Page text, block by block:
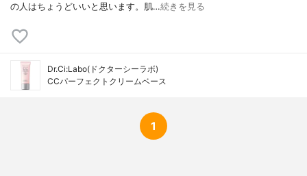
の人はちょうどいいと思います。肌…続きを見る
Dr.Ci:Labo(ドクターシーラボ)
CCパーフェクトクリームベース
1